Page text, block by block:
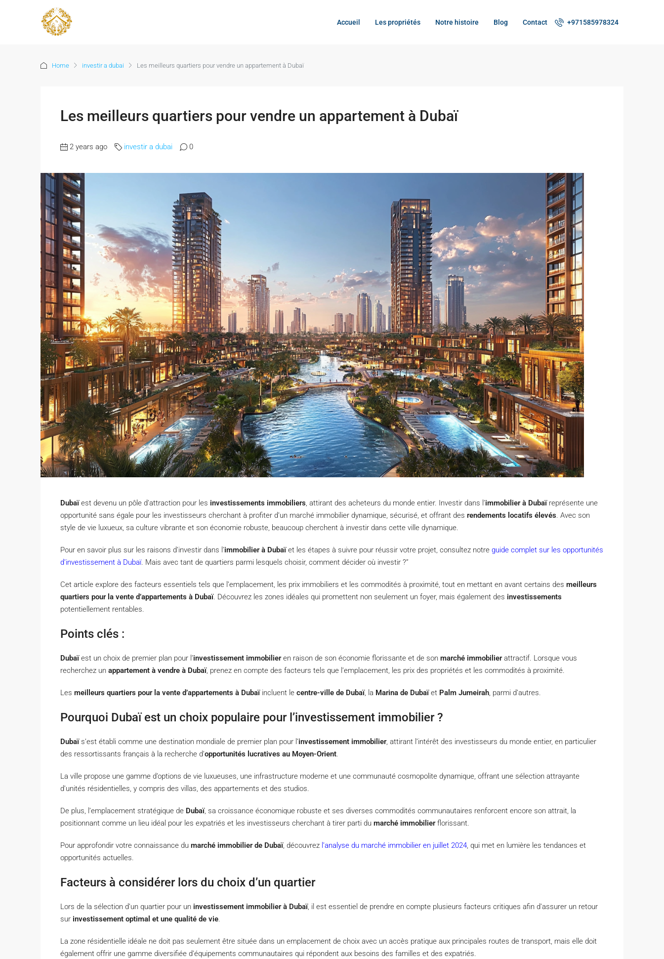
Accueil Les propriétés Notre histoire Blog Contact +971585978324
Home investir a dubai Les meilleurs quartiers pour vendre un appartement à Dubaï
Les meilleurs quartiers pour vendre un appartement à Dubaï
2 years ago investir a dubai 0
Dubaïest devenu un pôle d’attraction pour les investissements immobiliers, attirant des acheteurs du monde entier. Investir dans l’immobilier à Dubaïreprésente une
opportunité sans égale pour les investisseurs cherchant à profiter d’un marché immobilier dynamique, sécurisé, et offrant des rendements locatifs élevés. Avec son
style de vie luxueux, sa culture vibrante et son économie robuste, beaucoup cherchent à investir dans cette ville dynamique.
Pour en savoir plus sur les raisons d’investir dans l’immobilier à Dubaïet les étapes à suivre pour réussir votre projet, consultez notre guide complet sur les opportunités
d’investissement à Dubaï. Mais avec tant de quartiers parmi lesquels choisir, comment décider où investir ?”
Cet article explore des facteurs essentiels tels que l’emplacement, les prix immobiliers et les commodités à proximité, tout en mettant en avant certains des meilleurs
quartiers pour la vente d’appartements à Dubaï. Découvrez les zones idéales qui promettent non seulement un foyer, mais également des investissements
potentiellement rentables.
Points clés :
Dubaïest un choix de premier plan pour l’investissement immobilieren raison de son économie florissante et de son marché immobilierattractif. Lorsque vous
recherchez un appartement à vendre à Dubaï, prenez en compte des facteurs tels que l’emplacement, les prix des propriétés et les commodités à proximité.
Les meilleurs quartiers pour la vente d’appartements à Dubaïincluent le centre-ville de Dubaï, la Marina de Dubaïet Palm Jumeirah, parmi d’autres.
Pourquoi Dubaï est un choix populaire pour l’investissement immobilier ?
Dubaïs’est établi comme une destination mondiale de premier plan pour l’investissement immobilier, attirant l’intérêt des investisseurs du monde entier, en particulier
des ressortissants français à la recherche d’opportunités lucratives au Moyen-Orient.
La ville propose une gamme d’options de vie luxueuses, une infrastructure moderne et une communauté cosmopolite dynamique, offrant une sélection attrayante
d’unités résidentielles, y compris des villas, des appartements et des studios.
De plus, l’emplacement stratégique de Dubaï, sa croissance économique robuste et ses diverses commodités communautaires renforcent encore son attrait, la
positionnant comme un lieu idéal pour les expatriés et les investisseurs cherchant à tirer parti du marché immobilierflorissant.
Pour approfondir votre connaissance du marché immobilier de Dubaï, découvrez l’analyse du marché immobilier en juillet 2024, qui met en lumière les tendances et
opportunités actuelles.
Facteurs à considérer lors du choix d’un quartier
Lors de la sélection d’un quartier pour un investissement immobilier à Dubaï, il est essentiel de prendre en compte plusieurs facteurs critiques afin d’assurer un retour
sur investissement optimal et une qualité de vie.
La zone résidentielle idéale ne doit pas seulement être située dans un emplacement de choix avec un accès pratique aux principales routes de transport, mais elle doit
également offrir une gamme diversifiée d’équipements communautaires qui répondent aux besoins des familles et des expatriés.